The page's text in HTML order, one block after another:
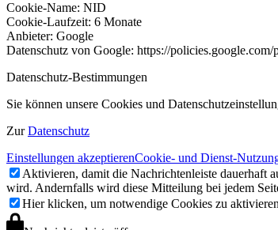
Cookie-Name: NID
Cookie-Laufzeit: 6 Monate
Anbieter: Google
Datenschutz von Google: https://policies.google.com/
Datenschutz-Bestimmungen
Sie können unsere Cookies und
ZurDatenschutz
Einstellungen akzeptierenCookie- und Dienst-
Aktivieren, damit die Nachrichtenleiste dauerhaft
wird. Andernfalls wird diese Mitteilung bei jedem
Hier klicken, um notwendige Cookies zu